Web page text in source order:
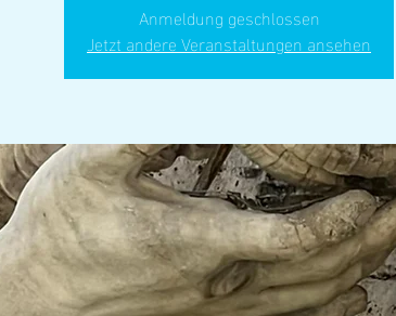
Anmeldung geschlossen
Jetzt andere Veranstaltungen ansehen